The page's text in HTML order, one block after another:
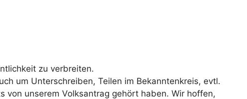
zu verbreiten.
um Unterschreiben, Teilen im Bekanntenkreis, evtl.
von unserem Volksantrag gehört haben. Wir hoffen,